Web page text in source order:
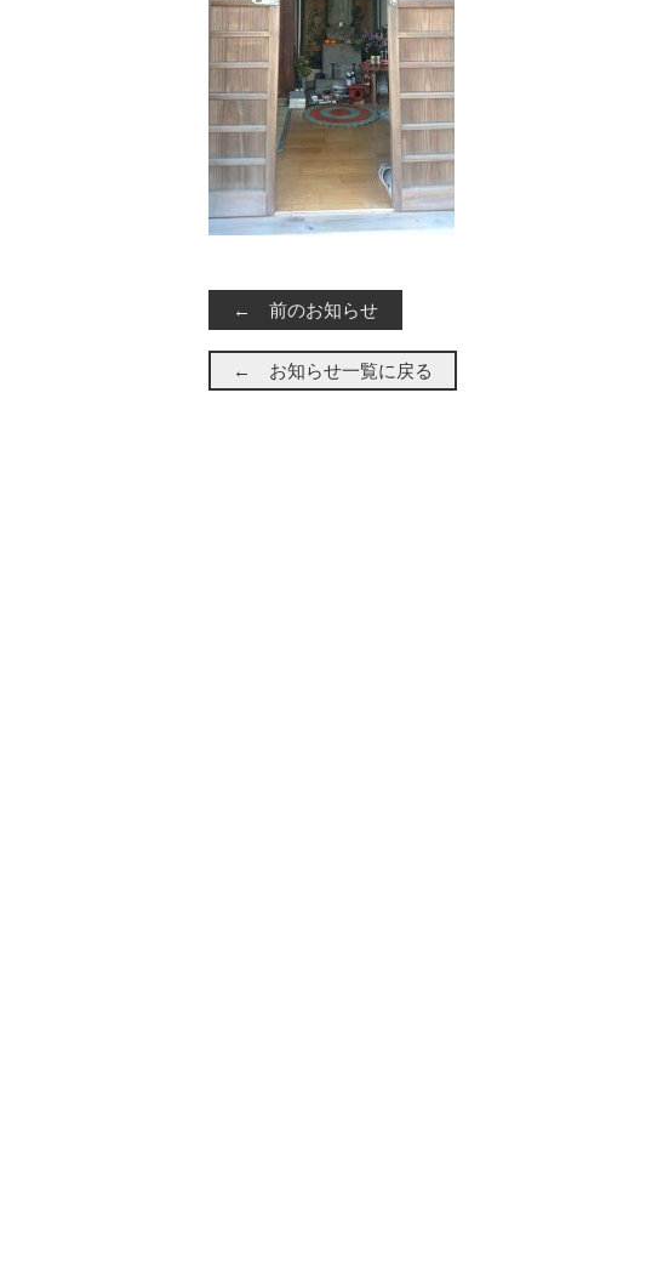
← 前のお知らせ
← お知らせ一覧に戻る